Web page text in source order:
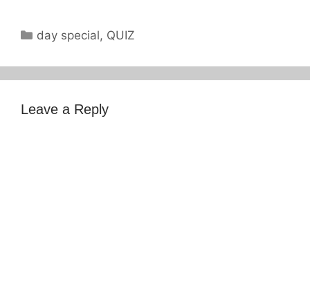
Categories
day special, QUIZ
Leave a Reply